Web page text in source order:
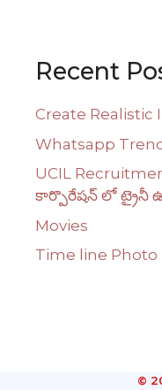
Recent
Create Realistic
Whatsapp
UCIL
కార్పొరేషన్ లో ట్రైనీ
Movies
Time line Photo
©